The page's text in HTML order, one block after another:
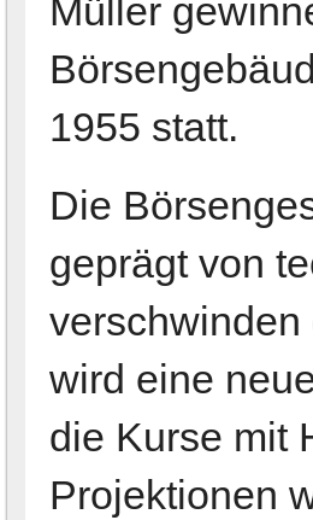
Müller
1955 statt.
Die
geprägt von
wird eine
die Kurse mit
Projektionen